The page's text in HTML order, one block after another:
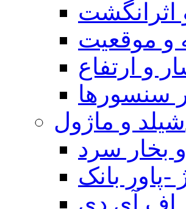
و موقعیت
و ارتفاع
سنسورها
شیلد و ماژول
بخار سرد
پاور بانک